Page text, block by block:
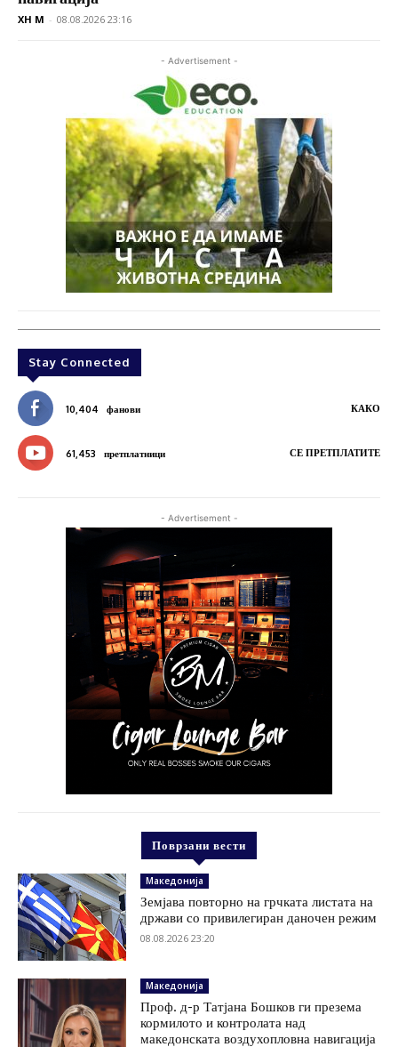
XH M - 08.08.2026 23:16
- Advertisement -
Stay Connected
10,404 фанови КАКО
61,453 претплатници СЕ ПРЕТПЛАТИТЕ
- Advertisement -
Поврзани вести
Македонија
Земјава повторно на грчката листата на
држави со привилегиран даночен режим
08.08.2026 23:20
Македонија
Проф. д-р Татјана Бошков ги презема
кормилото и контролата над
македонската воздухопловна навигација